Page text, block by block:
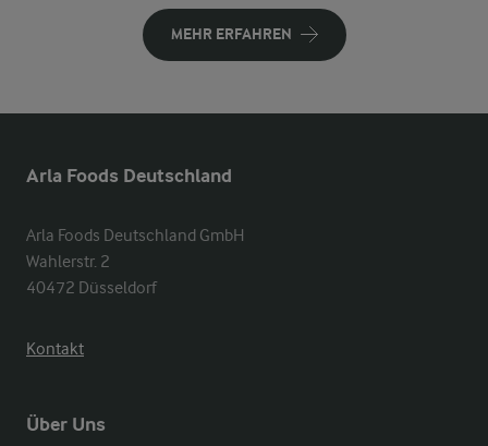
MEHR ERFAHREN
Arla Foods Deutschland
Arla Foods Deutschland GmbH
Wahlerstr. 2
40472 Düsseldorf
Kontakt
Über Uns